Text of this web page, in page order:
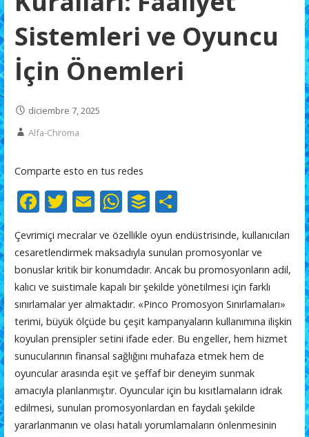
Sistemleri ve Oyuncu
İçin Önemleri
diciembre 7, 2025
Alfa-Chroma
Comparte esto en tus redes
F
e
b
o
o
k
T
itt
er
E
ai
l
W
h
at
s
A
p
p
B
f
er
C
m
p
ar
ti
r
Çevrimiçi mecralar ve özellikle oyun endüstrisinde, kullanıcıları
cesaretlendirmek maksadıyla sunulan promosyonlar ve
bonuslar kritik bir konumdadır. Ancak bu promosyonların adil,
kalıcı ve suistimale kapalı bir şekilde yönetilmesi için farklı
sınırlamalar yer almaktadır. «Pinco Promosyon Sınırlamaları»
terimi, büyük ölçüde bu çeşit kampanyaların kullanımına ilişkin
koyulan prensipler setini ifade eder. Bu engeller, hem hizmet
sunucularının finansal sağlığını muhafaza etmek hem de
oyuncular arasında eşit ve şeffaf bir deneyim sunmak
amacıyla planlanmıştır. Oyuncular için bu kısıtlamaların idrak
edilmesi, sunulan promosyonlardan en faydalı şekilde
yararlanmanın ve olası hatalı yorumlamaların önlenmesinin